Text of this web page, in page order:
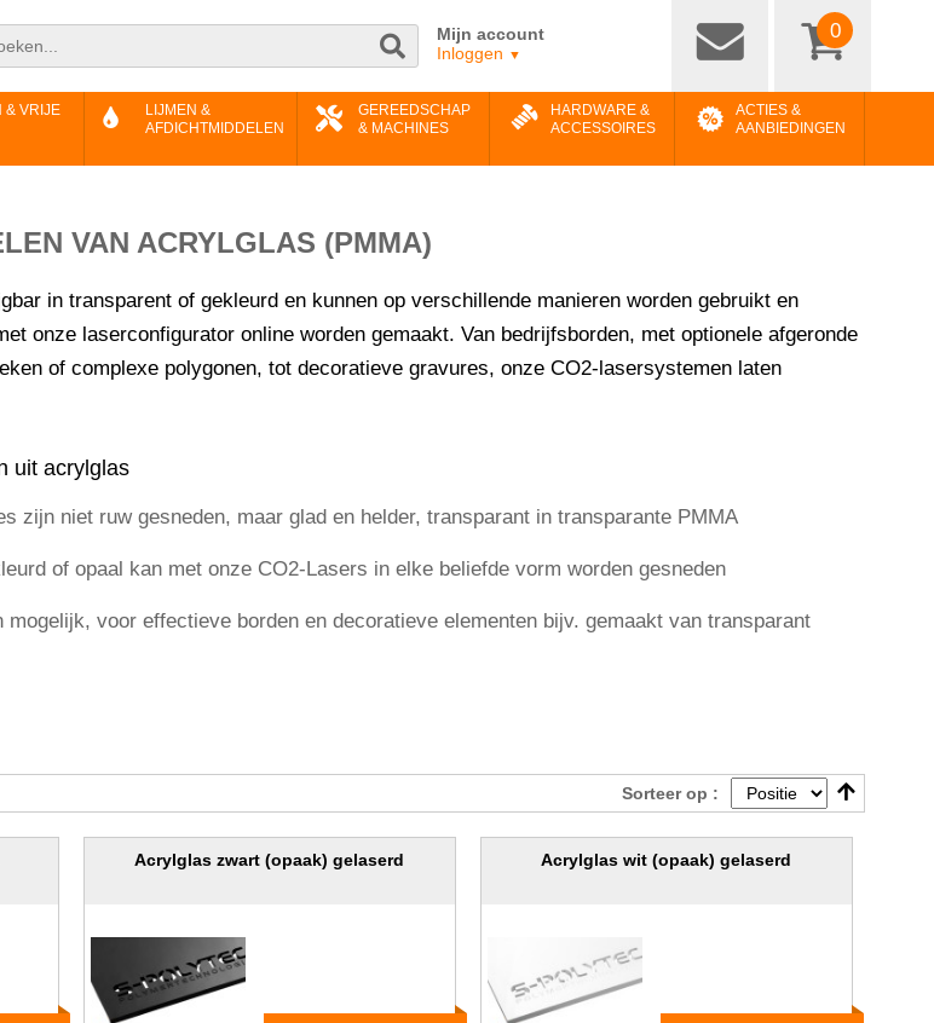
Mijn account
Inloggen ▼
0
& VRIJE
LIJMEN &
AFDICHTMIDDELEN
GEREEDSCHAP
& MACHINES
HARDWARE &
ACCESSOIRES
ACTIES &
AANBIEDINGEN
VAN ACRYLGLAS (PMMA)
in transparent of gekleurd en kunnen op verschillende manieren worden gebruikt en
onze laserconfigurator online worden gemaakt. Van bedrijfsborden, met optionele afgeronde
of complexe polygonen, tot decoratieve gravures, onze CO2-lasersystemen laten
uit acrylglas
zijn niet ruw gesneden, maar glad en helder, transparant in transparante PMMA
of opaal kan met onze CO2-Lasers in elke beliefde vorm worden gesneden
voor effectieve borden en decoratieve elementen bijv. gemaakt van transparant
Sorteer op :
Acrylglas zwart (opaak) gelaserd Acrylglas wit (opaak) gelaserd